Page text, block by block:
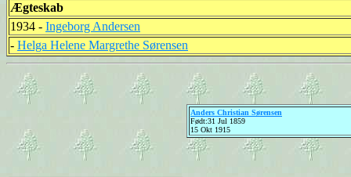
Ægteskab
1934 - Ingeborg Andersen
- Helga Helene Margrethe Sørensen
Anders Christian Sørensen
Født:31 Jul 1859
15 Okt 1915